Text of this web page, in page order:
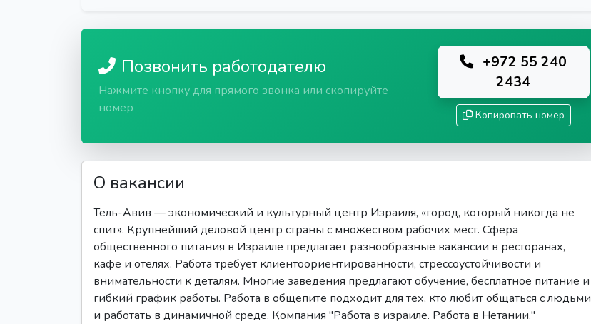
Позвонить работодателю
Нажмите кнопку для прямого звонка или скопируйте
номер
+972 55 240
2434
Копировать номер
О вакансии
Тель-Авив — экономический и культурный центр Израиля, «город, который никогда не
спит». Крупнейший деловой центр страны с множеством рабочих мест. Сфера
общественного питания в Израиле предлагает разнообразные вакансии в ресторанах,
кафе и отелях. Работа требует клиентоориентированности, стрессоустойчивости и
внимательности к деталям. Многие заведения предлагают обучение, бесплатное питание и
гибкий график работы. Работа в общепите подходит для тех, кто любит общаться с людьми
и работать в динамичной среде. Компания "Работа в израиле. Работа в Нетании."